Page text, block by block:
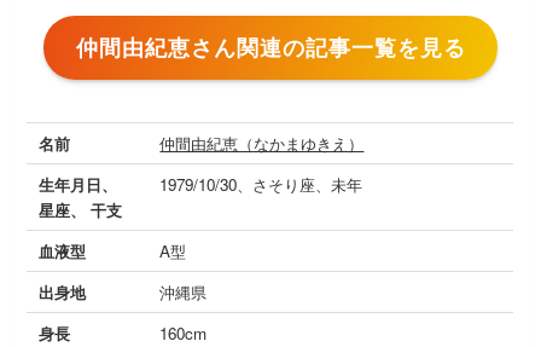
仲間由紀恵さん関連の記事一覧を見る
名前
仲間由紀恵（なかまゆきえ）
生年月日、
星座、 干支
1979/10/30、さそり座、未年
血液型
A型
出身地
沖縄県
身長
160cm